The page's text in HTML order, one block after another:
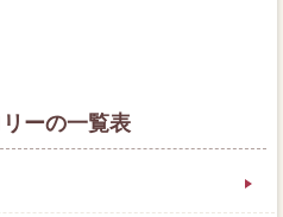
ーの一覧表